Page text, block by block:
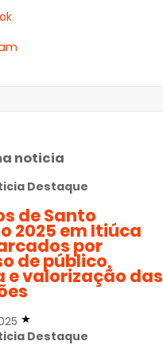
noticia
Destaque
de Santo
2025 em Itiúca
por
de público,
e valorização das
Destaque